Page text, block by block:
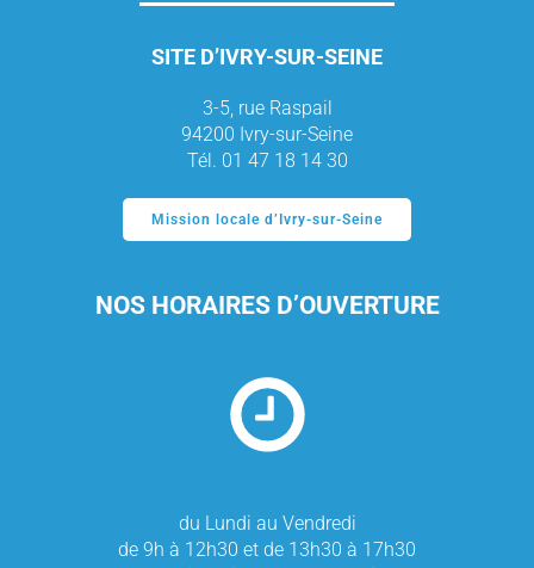
SITE D’IVRY-SUR-SEINE
3-5, rue Raspail
94200 Ivry-sur-Seine
Tél. 01 47 18 14 30
Mission locale d’Ivry-sur-Seine
NOS HORAIRES D’OUVERTURE
du Lundi au Vendredi
de 9h à 12h30 et de 13h30 à 17h30